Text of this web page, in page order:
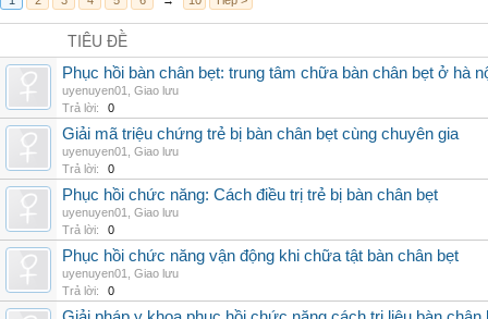
TIÊU ĐỀ
Phục hồi bàn chân bẹt: trung tâm chữa bàn chân bẹt ở hà
uyenuyen01
Giao lưu
Trả lời:
0
Giải mã triệu chứng trẻ bị bàn chân bẹt cùng chuyên gia
uyenuyen01
Giao lưu
Trả lời:
0
Phục hồi chức năng: Cách điều trị trẻ bị bàn chân bẹt
uyenuyen01
Giao lưu
Trả lời:
0
Phục hồi chức năng vận động khi chữa tật bàn chân bẹt
uyenuyen01
Giao lưu
Trả lời:
0